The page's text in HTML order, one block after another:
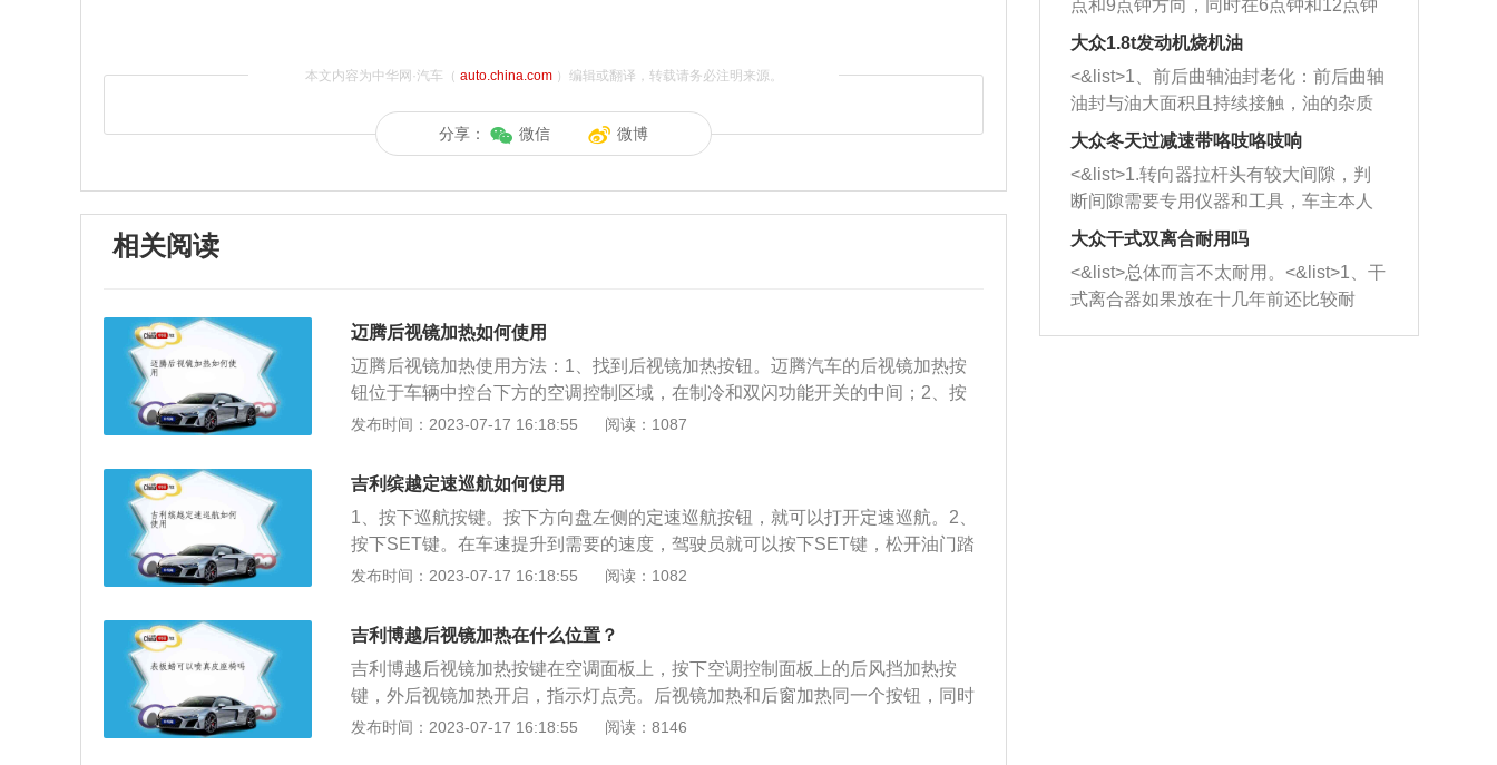
本文内容为中华网·汽车（ auto.china.com）编辑或翻译，转载请务必注明来源。
分享： 微信 微博
相关阅读
迈腾后视镜加热如何使用
迈腾后视镜加热使用方法：1、找到后视镜加热按钮。迈腾汽车的后视镜加热按
钮位于车辆中控台下方的空调控制区域，在制冷和双闪功能开关的中间；2、按
下加热功能键开启。按下后视镜加热功能键即可开启后视镜加热功能，开启大概
加热功能是当汽车在雨、雪、雾等天气行驶的时候，后视镜可以通过镶嵌在镜片
后面的电热丝加热，保证后视镜镜片表面清晰。汽车后视镜加热功能可以迅速将
镜面加热，慢慢地除去镜面上的雨水或雾气，省去了驾驶员频繁手动擦拭镜片的
麻烦，降低了开车的危险。有些车辆的后视镜加热设置的是15摄氏度以下才开始
工作，如果车主开启该功能后发现后视镜没有进入加热状态，可能是因为车外温
去维修厂进行检修，否则可能会影响车辆行驶过程中后视镜的使用。
发布时间：2023-07-17 16:18:55 阅读：1087
吉利缤越定速巡航如何使用
1、按下巡航按键。按下方向盘左侧的定速巡航按钮，就可以打开定速巡航。2、
按下SET键。在车速提升到需要的速度，驾驶员就可以按下SET键，松开油门踏
板，车速就会一直保持在这个车速。3、按下RES键或SET键。如果需要对速度
巡航后，汽车就会按照设置的速度行驶，驾驶员不需要踩油门和刹车来控制速
度。定速巡航可以解放脚，缓解驾驶疲劳。定速巡航只是控制汽车行进的速度，
汽车前进的方向还是需要通过方向盘控制的。在经过盘山路或弯路时，不要使用
定速巡航。因为经过盘山路或弯路时，需要适当加油，给车辆提供更多的转向
力。如果开启定速巡航，可能会给绕道行驶带来危险。在经过人群密集或车辆过
发布时间：2023-07-17 16:18:55 阅读：1082
吉利博越后视镜加热在什么位置？
吉利博越后视镜加热按键在空调面板上，按下空调控制面板上的后风挡加热按
键，外后视镜加热开启，指示灯点亮。后视镜加热和后窗加热同一个按钮，同时
进行加热。加热功能在发动机运转时工作，并在较短时间后自动关闭，也可通过
发布时间：2023-07-17 16:18:55 阅读：8146
杂物推到排气管里面的位置处，然后将
三元催化器拆解开，就可以将堵塞的东
西取出来。但如果是因为积碳过多引起
的堵塞，就需要将三元催化器泡在草酸
洗剂对堵塞的情况得到解决，将清洗剂
放在燃油箱中，与燃油混合后，车辆启
动时，就可以和汽油一起进入到燃烧
室，最后形成废气排出，就可以让三元
催化器得到清洗，排气管堵塞的情况就
能够得到解决。
点和9点钟方向，同时在6点钟和12点钟
方向做一个标记。 <&list>2、双手握住
一圈半的练习，往右同样也要打相同的
圈数。 <&list>3、最后强调要反复练
习，这样就可以形成肌肉记忆，在真实
驾驶车辆时，不需要记忆也能打好方
向。
大众1.8t发动机烧机油
<&list>1、前后曲轴油封老化：前后曲轴
油封与油大面积且持续接触，油的杂质
和发动机内持续温度变化使其密封效果
逐渐减弱，导致渗油或漏油。<&list>2、
活塞间隙过大：积碳会使活塞环与缸体
的间隙扩大，导致机油流入燃烧室中，
造成烧机油。<&list>3、机油粘度。使用
机油粘度过小的话，同样会有烧机油现
象，机油粘度过小具有很好的流动性，
大众冬天过减速带咯吱咯吱响
<&list>1.转向器拉杆头有较大间隙，判
断间隙需要专用仪器和工具，车主本人
无法制作，需要将车辆送到修理厂或4s
店；<&list>2.车辆半轴套管防尘罩破
裂，破裂后会出现漏油现象，使半轴磨
损严重，磨损的半轴容易损坏，产生异
响；<&list>3.稳定器的转向胶套和球头
大众干式双离合耐用吗
<&list>总体而言不太耐用。<&list>1、干
式离合器如果放在十几年前还比较耐